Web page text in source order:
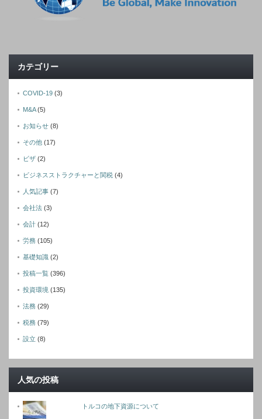
カテゴリー
COVID-19 (3)
M&A(5)
お知らせ (8)
その他 (17)
ビザ (2)
ビジネスストラクチャーと関税 (4)
人気記事 (7)
会社法 (3)
会計 (12)
労務 (105)
基礎知識 (2)
投稿一覧 (396)
投資環境 (135)
法務 (29)
税務 (79)
設立 (8)
人気の投稿
トルコの地下資源について